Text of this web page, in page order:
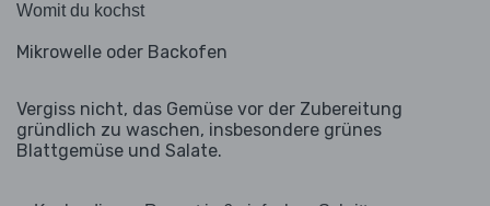
Womit du kochst
Mikrowelle oder Backofen
Vergiss nicht, das Gemüse vor der Zubereitung
gründlich zu waschen, insbesondere grünes
Blattgemüse und Salate.